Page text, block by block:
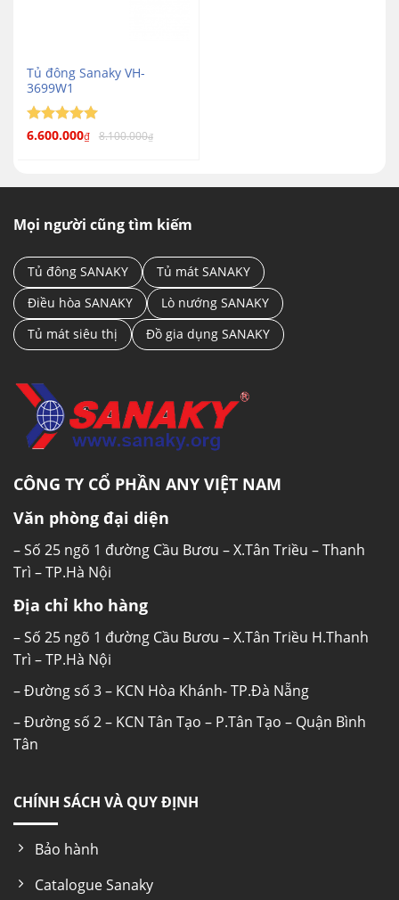
Tủ đông Sanaky VH-
3699W1
Được xếp
6.600.000₫ 8.100.000₫
Mọi người cũng tìm kiếm
Tủ đông SANAKY
Tủ mát SANAKY
Điều hòa SANAKY
Lò nướng SANAKY
Tủ mát siêu thị
Đồ gia dụng SANAKY
CÔNG TY CỔ PHẦN ANY VIỆT NAM
Văn phòng đại diện
– Số 25 ngõ 1 đường Cầu Bươu – X.Tân Triều – Thanh
Trì – TP.Hà Nội
Địa chỉ kho hàng
– Số 25 ngõ 1 đường Cầu Bươu – X.Tân Triều H.Thanh
Trì – TP.Hà Nội
– Đường số 3 – KCN Hòa Khánh- TP.Đà Nẵng
– Đường số 2 – KCN Tân Tạo – P.Tân Tạo – Quận Bình
Tân
CHÍNH SÁCH VÀ QUY ĐỊNH
Bảo hành
Catalogue Sanaky